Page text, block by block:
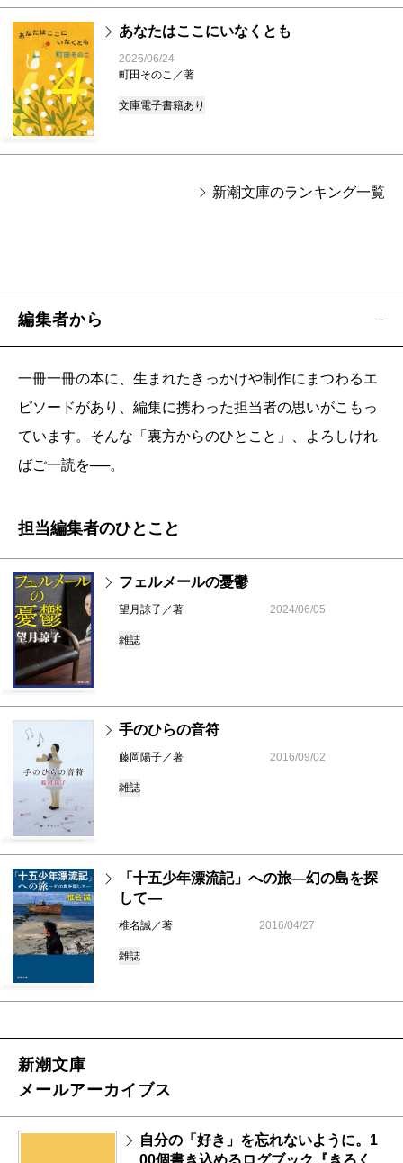
4
あなたはここにいなくとも
2026/06/24
町田そのこ／著
文庫電子書籍あり
新潮文庫のランキング一覧
編集者から
一冊一冊の本に、生まれたきっかけや制作にまつわるエ
ピソードがあり、編集に携わった担当者の思いがこもっ
ています。そんな「裏方からのひとこと」、よろしけれ
ばご一読を──。
担当編集者のひとこと
フェルメールの憂鬱
望月諒子／著 2024/06/05
雑誌
手のひらの音符
藤岡陽子／著 2016/09/02
雑誌
「十五少年漂流記」への旅―幻の島を探
して―
椎名誠／著 2016/04/27
雑誌
新潮文庫
メールアーカイブス
自分の「好き」を忘れないように。1